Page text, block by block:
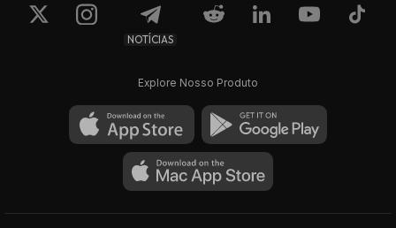
NOTÍCIAS
Explore Nosso Produto